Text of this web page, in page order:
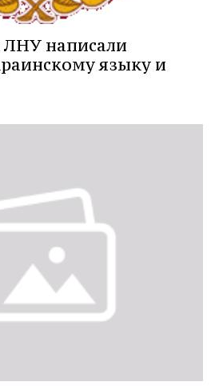
ЛНУ написали
языку и